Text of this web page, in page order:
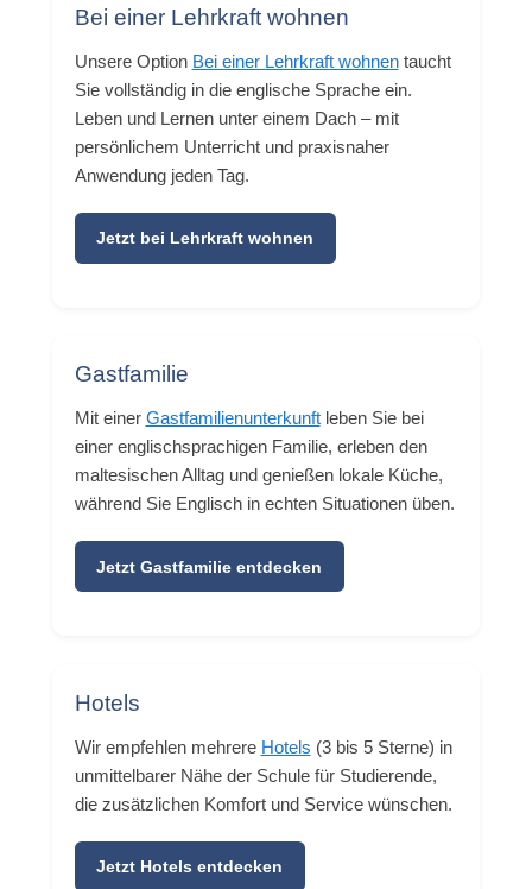
Bei einer Lehrkraft wohnen
Unsere Option Bei einer Lehrkraft wohnentaucht
Sie vollständig in die englische Sprache ein.
Leben und Lernen unter einem Dach – mit
persönlichem Unterricht und praxisnaher
Anwendung jeden Tag.
Jetzt bei Lehrkraft wohnen
Gastfamilie
Mit einer Gastfamilienunterkunftleben Sie bei
einer englischsprachigen Familie, erleben den
maltesischen Alltag und genießen lokale Küche,
während Sie Englisch in echten Situationen üben.
Jetzt Gastfamilie entdecken
Hotels
Wir empfehlen mehrere Hotels (3 bis 5 Sterne) in
unmittelbarer Nähe der Schule für Studierende,
die zusätzlichen Komfort und Service wünschen.
Jetzt Hotels entdecken